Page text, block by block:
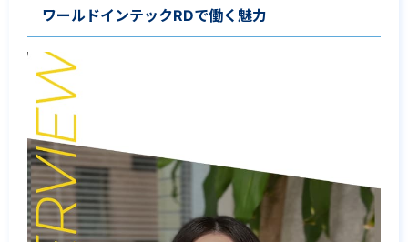
ワールドインテックRDで働く魅力